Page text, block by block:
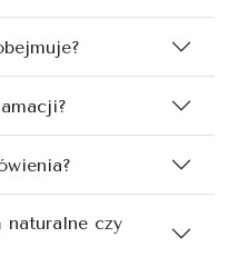
naturalne czy